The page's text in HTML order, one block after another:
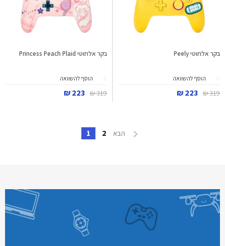
בקר אלחוטי Peely
הוסף להשוואה
319 ₪
223 ₪
בקר אלחוטי Princess Peach Plaid
הוסף להשוואה
319 ₪
223 ₪
הבא 2
1